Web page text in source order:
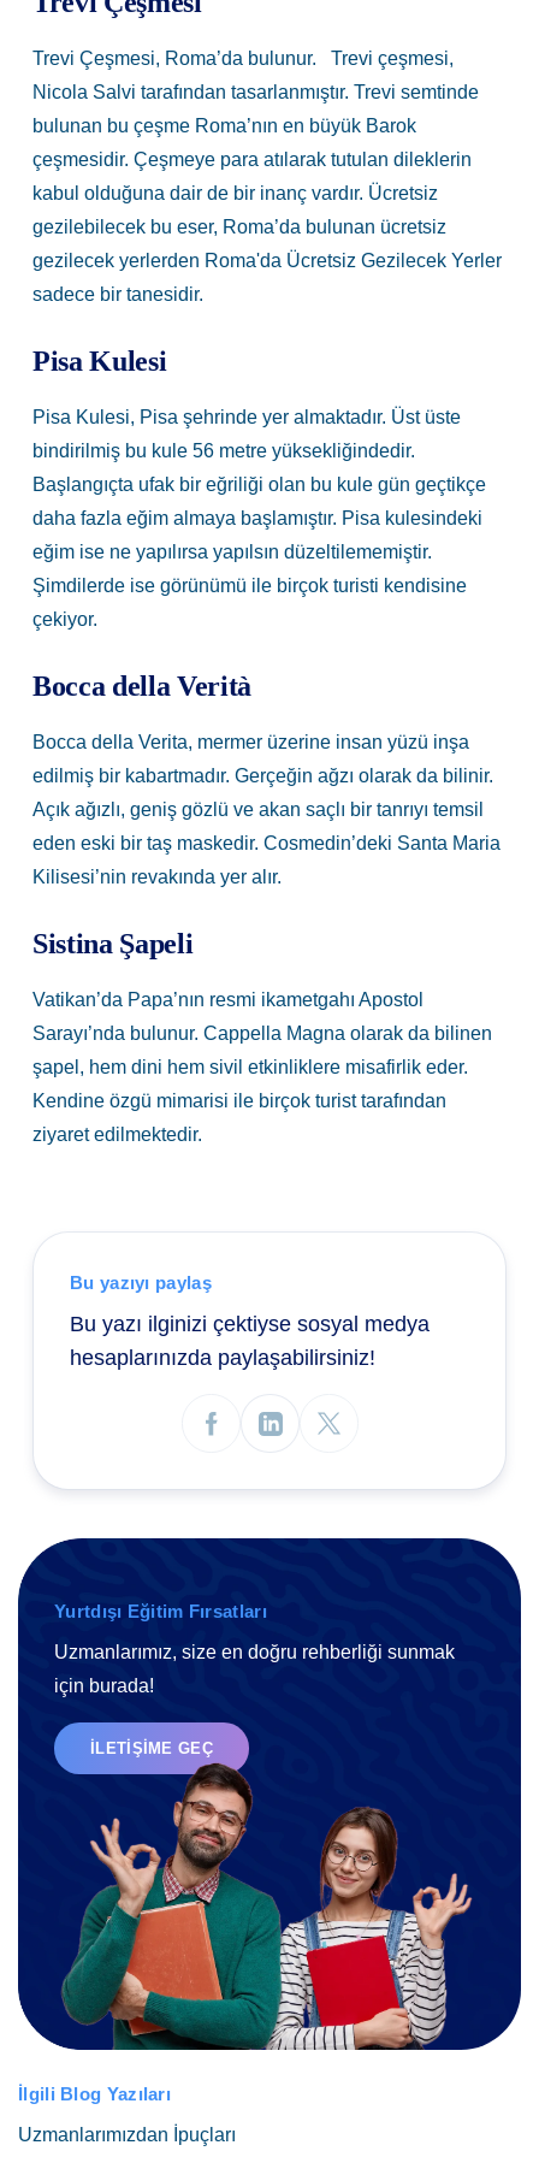
Trevi Çeşmesi, Roma’da bulunur. Trevi çeşmesi,
Nicola Salvi tarafından tasarlanmıştır. Trevi semtinde
bulunan bu çeşme Roma’nın en büyük Barok
çeşmesidir. Çeşmeye para atılarak tutulan dileklerin
kabul olduğuna dair de bir inanç vardır. Ücretsiz
gezilebilecek bu eser, Roma’da bulunan ücretsiz
gezilecek yerlerden Roma'da Ücretsiz Gezilecek Yerler
sadece bir tanesidir.
Pisa Kulesi
Pisa Kulesi, Pisa şehrinde yer almaktadır. Üst üste
bindirilmiş bu kule 56 metre yüksekliğindedir.
Başlangıçta ufak bir eğriliği olan bu kule gün geçtikçe
daha fazla eğim almaya başlamıştır. Pisa kulesindeki
eğim ise ne yapılırsa yapılsın düzeltilememiştir.
Şimdilerde ise görünümü ile birçok turisti kendisine
çekiyor.
Bocca della Verità
Bocca della Verita, mermer üzerine insan yüzü inşa
edilmiş bir kabartmadır. Gerçeğin ağzı olarak da bilinir.
Açık ağızlı, geniş gözlü ve akan saçlı bir tanrıyı temsil
eden eski bir taş maskedir. Cosmedin’deki Santa Maria
Kilisesi’nin revakında yer alır.
Sistina Şapeli
Vatikan’da Papa’nın resmi ikametgahı Apostol
Sarayı’nda bulunur. Cappella Magna olarak da bilinen
şapel, hem dini hem sivil etkinliklere misafirlik eder.
Kendine özgü mimarisi ile birçok turist tarafından
ziyaret edilmektedir.
Bu yazıyı paylaş
Bu yazı ilginizi çektiyse sosyal medya
hesaplarınızda paylaşabilirsiniz!
Yurtdışı Eğitim Fırsatları
Uzmanlarımız, size en doğru rehberliği sunmak
için burada!
İLETIŞIME GEÇ
İlgili Blog Yazıları
Uzmanlarımızdan İpuçları